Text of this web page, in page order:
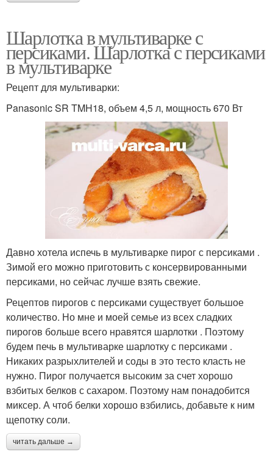
Шарлотка в мультиварке с
персиками. Шарлотка с персиками
в мультиварке
Рецепт для мультиварки:
Panasonic SR TMH18, объем 4,5 л, мощность 670 Вт
Давно хотела испечь в мультиварке пирог с персиками .
Зимой его можно приготовить с консервированными
персиками, но сейчас лучше взять свежие.
Рецептов пирогов с персиками существует большое
количество. Но мне и моей семье из всех сладких
пирогов больше всего нравятся шарлотки . Поэтому
будем печь в мультиварке шарлотку с персиками .
Никаких разрыхлителей и соды в это тесто класть не
нужно. Пирог получается высоким за счет хорошо
взбитых белков с сахаром. Поэтому нам понадобится
миксер. А чтоб белки хорошо взбились, добавьте к ним
щепотку соли.
читать дальше →